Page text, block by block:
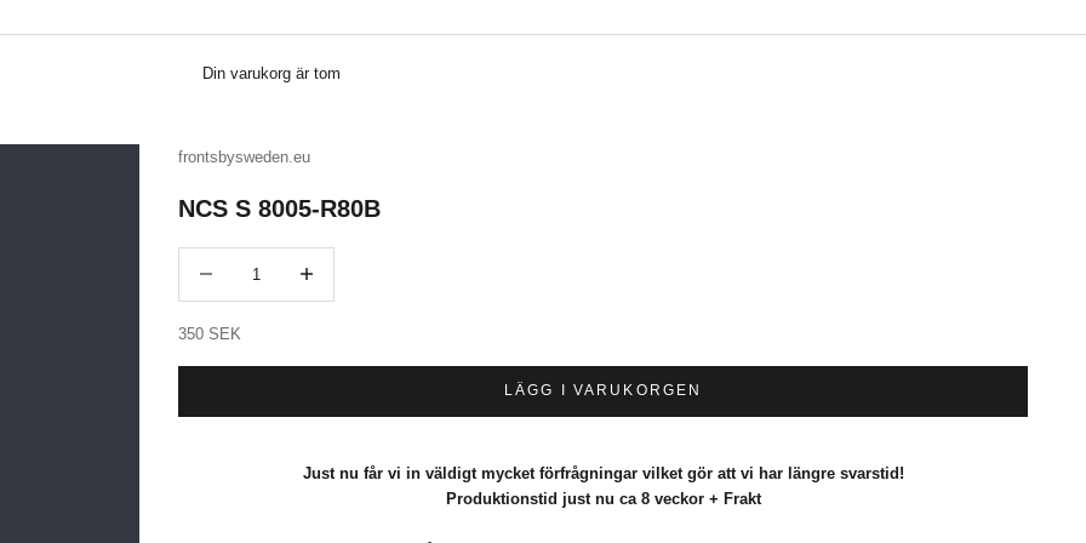
Din varukorg är tom
frontsbysweden.eu
NCS S 8005-R80B
REA-pris
350 SEK
LÄGG I VARUKORGEN
Just nu får vi in väldigt mycket förfrågningar vilket gör att vi har längre svarstid!
Produktionstid just nu ca 8 veckor + Frakt